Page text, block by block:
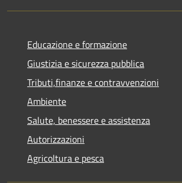
Educazione e formazione
Giustizia e sicurezza pubblica
Tributi,finanze e contravvenzioni
Ambiente
Salute, benessere e assistenza
Autorizzazioni
Agricoltura e pesca